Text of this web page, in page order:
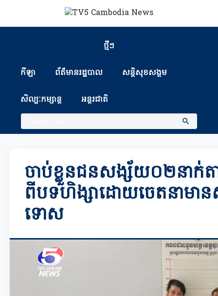
ថ្មីៗ
កីឡា ព័ត៏មានរដ្ឋបាល សន្តិសុខសង្គម
សិល្បៈកម្សាន្ត អន្តរជាតិ
ចាប់ខ្លួនជនសង្ស័យ០២នាក់ត
ពីបទហិង្សាដោយចេតនាមាន
ទោស